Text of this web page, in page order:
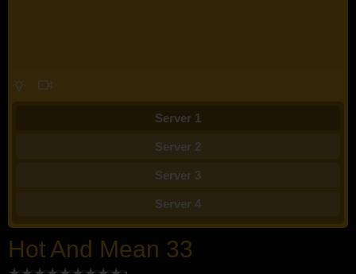
Server 1
Server 2
Server 3
Server 4
Hot And Mean 33